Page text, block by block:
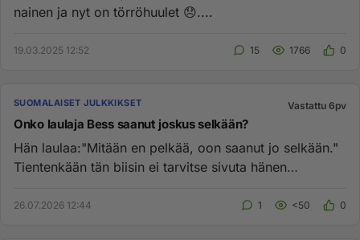
nainen ja nyt on törröhuulet 😞....
19.03.2025 12:52 15 1766 0
SUOMALAISET JULKKIKSET Vastattu 6pv
Onko laulaja Bess saanut joskus selkään?
Hän laulaa:"Mitään en pelkää, oon saanut jo selkään."
Tientenkään tän biisin ei tarvitse sivuta hänen
26.07.2026 12:44 1 <50 0